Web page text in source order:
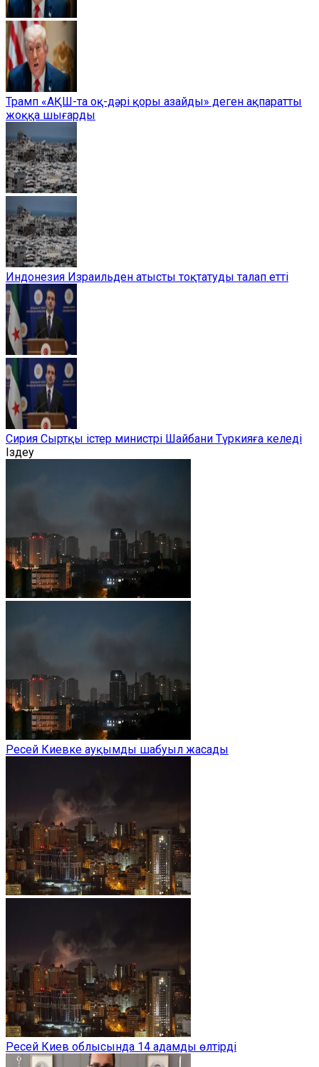
Трамп «АҚШ-та оқ-дәрі қоры азайды» деген ақпаратты
жоққа шығарды
Индонезия Израильден атысты тоқтатуды талап етті
Сирия Сыртқы істер министрі Шайбани Түркияға келеді
Іздеу
Ресей Киевке ауқымды шабуыл жасады
Ресей Киев облысында 14 адамды өлтірді